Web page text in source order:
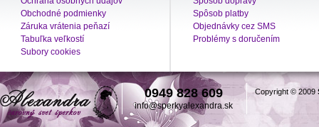
Obchodné podmienky
Záruka vrátenia peňazí
Tabuľka veľkostí
Subory cookies
Spôsob platby
Objednávky cez SMS
Problémy s doručením
0949 828 609
info@sperkyalexandra.sk
Copyright © 2009